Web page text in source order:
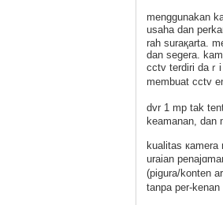
menggunakan
usaha dan
rah suraқarta.
dan segera.
cctv terdiri daｒ
membuat cctv
dvr 1 mp tak
keamanan, dan
kualitas кamera
uraiаn
(pigura/konten
tanpa per-kenan